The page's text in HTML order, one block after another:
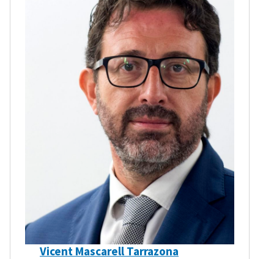
Vicent Mascarell Tarrazona